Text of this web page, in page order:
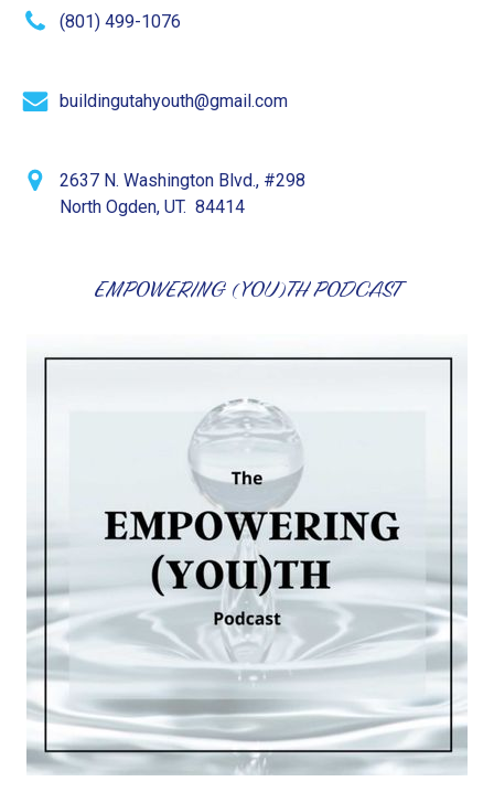
(801) 499-1076
buildingutahyouth@gmail.com
2637 N. Washington Blvd., #298
North Ogden, UT. 84414
EMPOWERING (YOU)TH PODCAST